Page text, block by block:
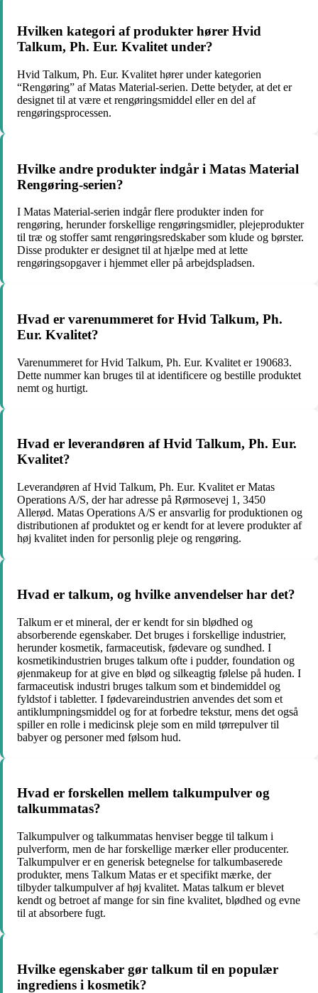
Hvilken kategori af produkter hører Hvid
Talkum, Ph. Eur. Kvalitet under?
Hvid Talkum, Ph. Eur. Kvalitet hører under kategorien
“Rengøring” af Matas Material-serien. Dette betyder, at det er
designet til at være et rengøringsmiddel eller en del af
rengøringsprocessen.
Hvilke andre produkter indgår i Matas Material
Rengøring-serien?
I Matas Material-serien indgår flere produkter inden for
rengøring, herunder forskellige rengøringsmidler, plejeprodukter
til træ og stoffer samt rengøringsredskaber som klude og børster.
Disse produkter er designet til at hjælpe med at lette
rengøringsopgaver i hjemmet eller på arbejdspladsen.
Hvad er varenummeret for Hvid Talkum, Ph.
Eur. Kvalitet?
Varenummeret for Hvid Talkum, Ph. Eur. Kvalitet er 190683.
Dette nummer kan bruges til at identificere og bestille produktet
nemt og hurtigt.
Hvad er leverandøren af Hvid Talkum, Ph. Eur.
Kvalitet?
Leverandøren af Hvid Talkum, Ph. Eur. Kvalitet er Matas
Operations A/S, der har adresse på Rørmosevej 1, 3450
Allerød. Matas Operations A/S er ansvarlig for produktionen og
distributionen af produktet og er kendt for at levere produkter af
høj kvalitet inden for personlig pleje og rengøring.
Hvad er talkum, og hvilke anvendelser har det?
Talkum er et mineral, der er kendt for sin blødhed og
absorberende egenskaber. Det bruges i forskellige industrier,
herunder kosmetik, farmaceutisk, fødevare og sundhed. I
kosmetikindustrien bruges talkum ofte i pudder, foundation og
øjenmakeup for at give en blød og silkeagtig følelse på huden. I
farmaceutisk industri bruges talkum som et bindemiddel og
fyldstof i tabletter. I fødevareindustrien anvendes det som et
antiklumpningsmiddel og for at forbedre tekstur, mens det også
spiller en rolle i medicinsk pleje som en mild tørrepulver til
babyer og personer med følsom hud.
Hvad er forskellen mellem talkumpulver og
talkummatas?
Talkumpulver og talkummatas henviser begge til talkum i
pulverform, men de har forskellige mærker eller producenter.
Talkumpulver er en generisk betegnelse for talkumbaserede
produkter, mens Talkum Matas er et specifikt mærke, der
tilbyder talkumpulver af høj kvalitet. Matas talkum er blevet
kendt og betroet af mange for sin fine kvalitet, blødhed og evne
til at absorbere fugt.
Hvilke egenskaber gør talkum til en populær
ingrediens i kosmetik?